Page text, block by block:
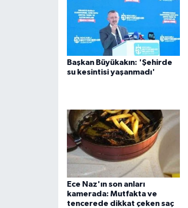
Başkan Büyükakın: 'Şehirde
su kesintisi yaşanmadı'
Ece Naz'ın son anları
kamerada: Mutfakta ve
tencerede dikkat çeken saç